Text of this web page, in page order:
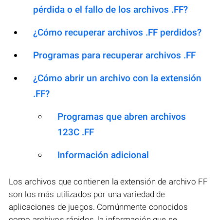
pérdida o el fallo de los archivos .FF?
¿Cómo recuperar archivos .FF perdidos?
Programas para recuperar archivos .FF
¿Cómo abrir un archivo con la extensión
.FF?
Programas que abren archivos
123C .FF
Información adicional
Los archivos que contienen la extensión de archivo FF
son los más utilizados por una variedad de
aplicaciones de juegos. Comúnmente conocidos